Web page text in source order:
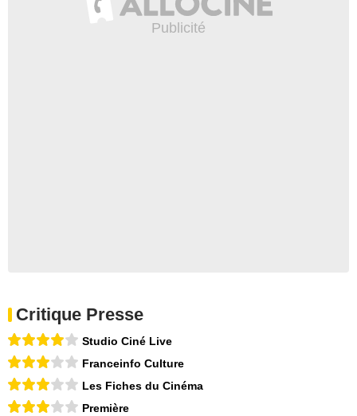
Critique Presse
Studio Ciné Live
Franceinfo Culture
Les Fiches du Cinéma
Première